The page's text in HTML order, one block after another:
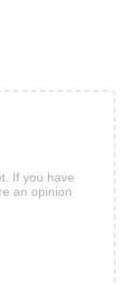
If you have
an opinion